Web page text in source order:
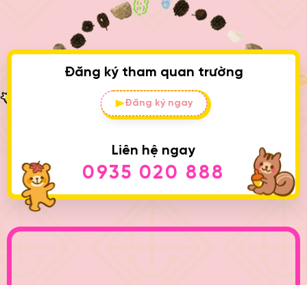
Đăng ký tham quan trường
Đăng ký ngay
Liên hệ ngay
0935 020 888